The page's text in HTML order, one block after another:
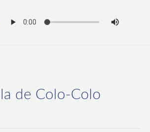
de Colo-Colo